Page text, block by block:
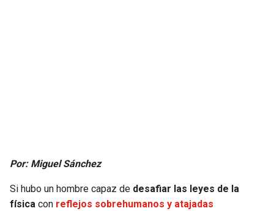
COMMANDERS
CARDINALS
KINGS
MAVERICKS
Por: Miguel Sánchez
Si hubo un hombre capaz de desafiar las leyes de la
física con reflejos sobrehumanos y atajadas